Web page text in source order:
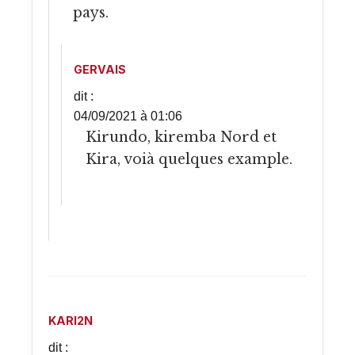
pays.
GERVAIS
dit :
04/09/2021 à 01:06
Kirundo, kiremba Nord et
Kira, voià quelques example.
KARI2N
dit :